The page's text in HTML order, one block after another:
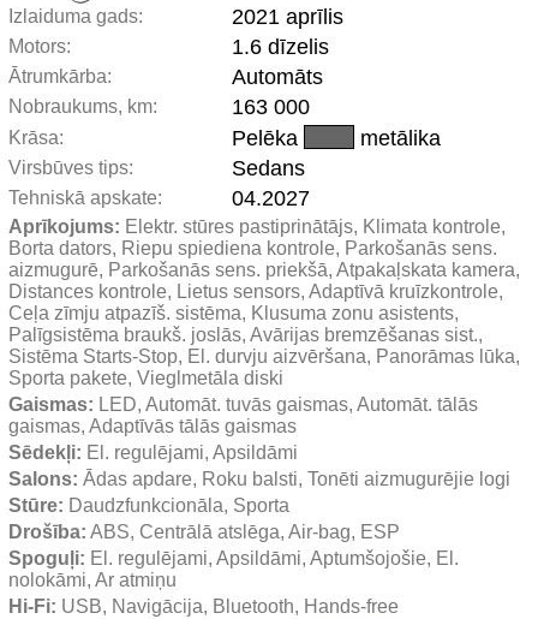
Izlaiduma gads: 2021 aprīlis
Motors: 1.6 dīzelis
Ātrumkārba: Automāts
Nobraukums, km: 163 000
Krāsa: Pelēka metālika
Virsbūves tips: Sedans
Tehniskā apskate: 04.2027
Aprīkojums: Elektr. stūres pastiprinātājs, Klimata kontrole,
Borta dators, Riepu spiediena kontrole, Parkošanās sens.
aizmugurē, Parkošanās sens. priekšā, Atpakaļskata kamera,
Distances kontrole, Lietus sensors, Adaptīvā kruīzkontrole,
Ceļa zīmju atpazīš. sistēma, Klusuma zonu asistents,
Palīgsistēma braukš. joslās, Avārijas bremzēšanas sist.,
Sistēma Starts-Stop, El. durvju aizvēršana, Panorāmas lūka,
Sporta pakete, Vieglmetāla diski
Gaismas: LED, Automāt. tuvās gaismas, Automāt. tālās
gaismas, Adaptīvās tālās gaismas
Sēdekļi: El. regulējami, Apsildāmi
Salons: Ādas apdare, Roku balsti, Tonēti aizmugurējie logi
Stūre: Daudzfunkcionāla, Sporta
Drošība: ABS, Centrālā atslēga, Air-bag, ESP
Spoguļi: El. regulējami, Apsildāmi, Aptumšojošie, El.
nolokāmi, Ar atmiņu
Hi-Fi: USB, Navigācija, Bluetooth, Hands-free